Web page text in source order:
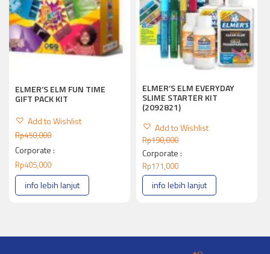
ELMER’S ELM FUN TIME
GIFT PACK KIT
Add to Wishlist
Rp450,000
Corporate :
Rp405,000
info lebih lanjut
ELMER’S ELM EVERYDAY
SLIME STARTER KIT
(2092821)
Add to Wishlist
Rp190,000
Corporate :
Rp171,000
info lebih lanjut